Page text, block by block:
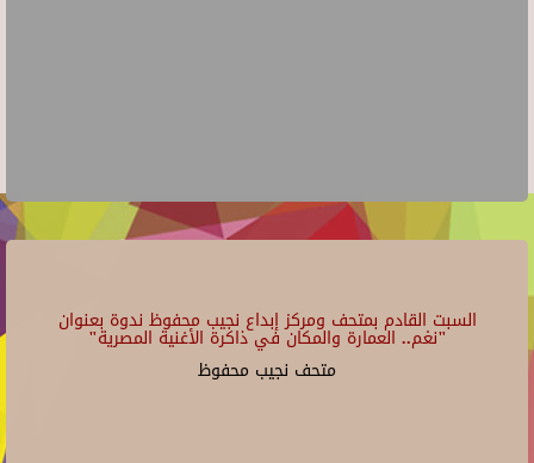
السبت القادم بمتحف ومركز إبداع نجيب محفوظ ندوة بعنوان
"نغم.. العمارة والمكان في ذاكرة الأغنية المصرية"
متحف نجيب محفوظ